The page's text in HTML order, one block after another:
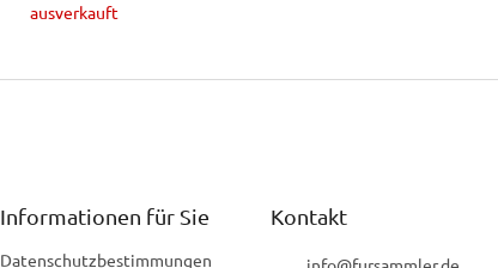
ausverkauft
Informationen für Sie
Datenschutzbestimmungen
Kontakt